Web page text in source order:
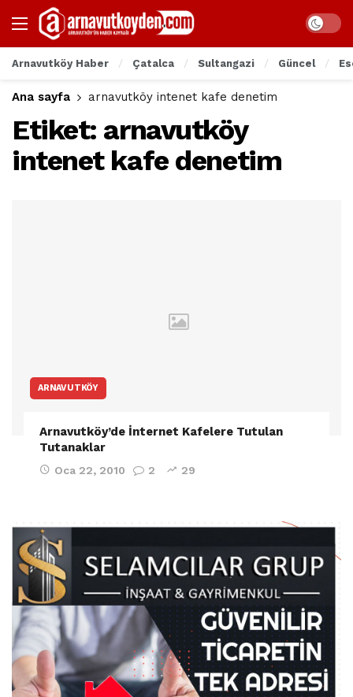
Arnavutköy Haber Çatalca Sultangazi Güncel
Ana sayfa arnavutköy intenet kafe denetim
Etiket: arnavutköy
intenet kafe denetim
ARNAVUTKÖY
Arnavutköy’de İnternet Kafelere Tutulan
Tutanaklar
Oca 22, 2010 2 29